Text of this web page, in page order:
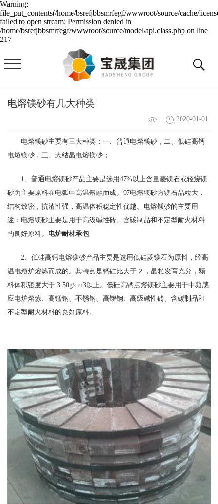
Warning:
file_put_contents(/home/bsrefjbbsmrfegf/wwwroot/source/cache/
failed to open stream: Permission denied in
/home/bsrefjbbsmrfegf/wwwroot/source/model/api.class.php on line
217
电熔镁砂有几大种类
2020-01-01
电熔镁砂主要有三大种类；一、普通电熔镁砂，二、低硅高钙
电熔镁砂，三、大结晶电熔镁砂；
1、普通电熔镁砂产品主要是选用47%以上含量菱镁石或轻烧镁
砂为主要原料在电弧中高温熔融而成。97电熔镁砂方镁石晶粒大，
结构致密，抗渣性强，高温体积稳定性优越。电熔镁砂的主要用
途：电熔镁砂主要是用于高级碱性砖、含碳制品和不定型耐火材料
的良好原料。 电炉耐材承包
2、低硅高钙电熔镁砂产品主要是选用低硅菱镁石为原料，经高
温电熔炉熔炼而成的。其特点是钙硅比大于 2 ，晶粒发育充分，颗
料体积密度大于 3.50g/cm3以上。低硅高钙点熔镁砂主要用于中频感
应电炉熔炼、高锰钢、不锈钢、高锣钢、高级碱性砖、含碳制品和
不定型耐火材料的良好原料。